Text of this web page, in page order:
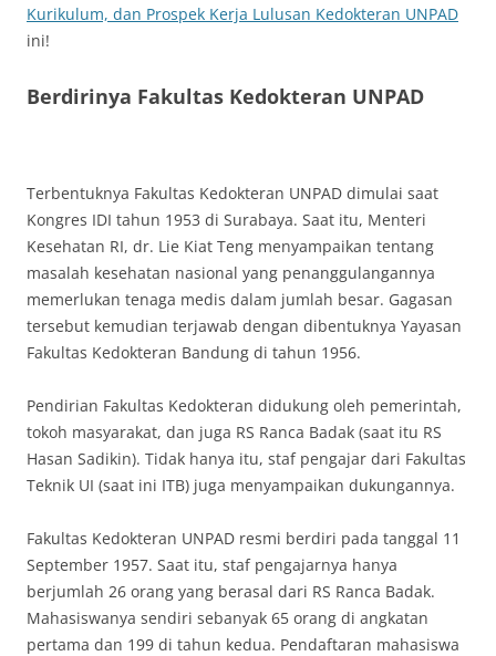
Kurikulum, dan Prospek Kerja Lulusan Kedokteran UNPAD
ini!
Berdirinya Fakultas Kedokteran UNPAD
Terbentuknya Fakultas Kedokteran UNPAD dimulai saat
Kongres IDI tahun 1953 di Surabaya. Saat itu, Menteri
Kesehatan RI, dr. Lie Kiat Teng menyampaikan tentang
masalah kesehatan nasional yang penanggulangannya
memerlukan tenaga medis dalam jumlah besar. Gagasan
tersebut kemudian terjawab dengan dibentuknya Yayasan
Fakultas Kedokteran Bandung di tahun 1956.
Pendirian Fakultas Kedokteran didukung oleh pemerintah,
tokoh masyarakat, dan juga RS Ranca Badak (saat itu RS
Hasan Sadikin). Tidak hanya itu, staf pengajar dari Fakultas
Teknik UI (saat ini ITB) juga menyampaikan dukungannya.
Fakultas Kedokteran UNPAD resmi berdiri pada tanggal 11
September 1957. Saat itu, staf pengajarnya hanya
berjumlah 26 orang yang berasal dari RS Ranca Badak.
Mahasiswanya sendiri sebanyak 65 orang di angkatan
pertama dan 199 di tahun kedua. Pendaftaran mahasiswa